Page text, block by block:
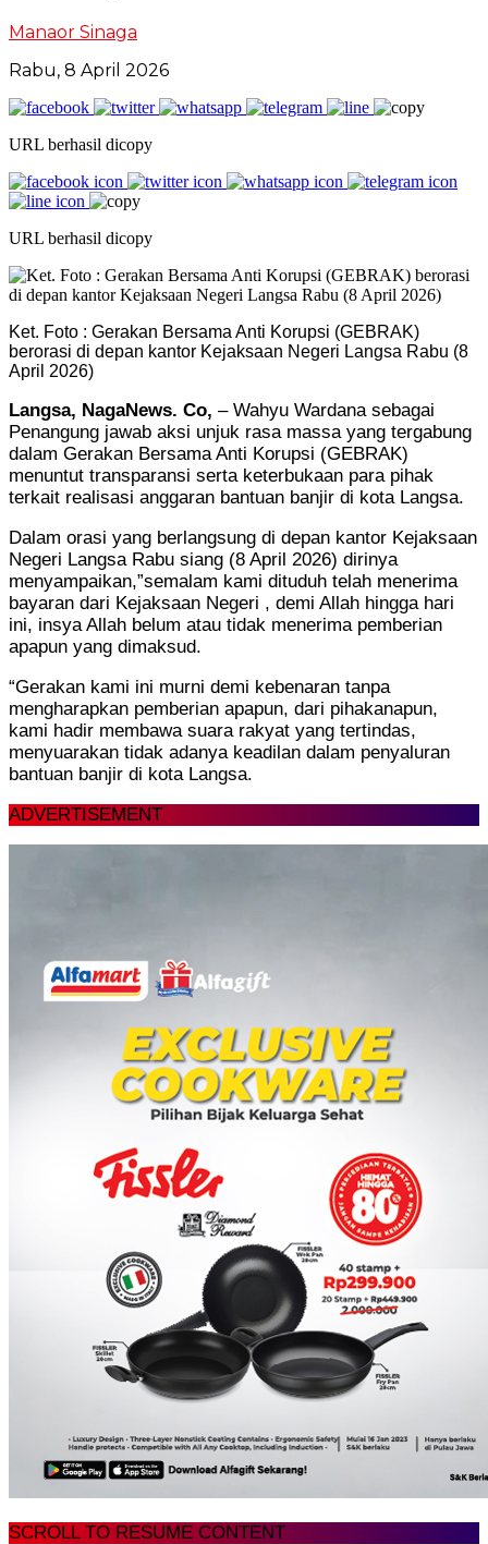
Manaor Sinaga
Rabu, 8 April 2026
URL berhasil dicopy
URL berhasil dicopy
Ket. Foto : Gerakan Bersama Anti Korupsi (GEBRAK)
berorasi di depan kantor Kejaksaan Negeri Langsa Rabu (8
April 2026)
Langsa, NagaNews. Co, – Wahyu Wardana sebagai
Penangung jawab aksi unjuk rasa massa yang tergabung
dalam Gerakan Bersama Anti Korupsi (GEBRAK)
menuntut transparansi serta keterbukaan para pihak
terkait realisasi anggaran bantuan banjir di kota Langsa.
Dalam orasi yang berlangsung di depan kantor Kejaksaan
Negeri Langsa Rabu siang (8 April 2026) dirinya
menyampaikan,”semalam kami dituduh telah menerima
bayaran dari Kejaksaan Negeri , demi Allah hingga hari
ini, insya Allah belum atau tidak menerima pemberian
apapun yang dimaksud.
“Gerakan kami ini murni demi kebenaran tanpa
mengharapkan pemberian apapun, dari pihakanapun,
kami hadir membawa suara rakyat yang tertindas,
menyuarakan tidak adanya keadilan dalam penyaluran
bantuan banjir di kota Langsa.
ADVERTISEMENT
SCROLL TO RESUME CONTENT